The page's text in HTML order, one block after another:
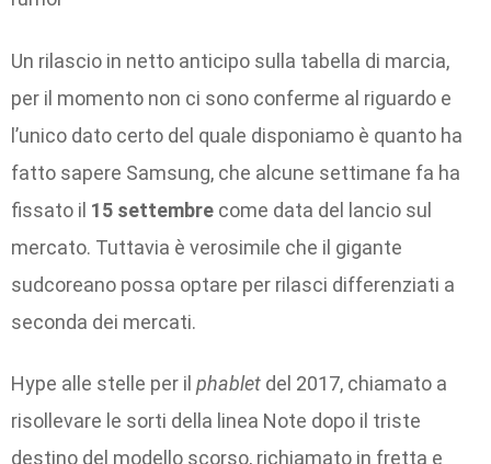
Un rilascio in netto anticipo sulla tabella di marcia,
per il momento non ci sono conferme al riguardo e
l’unico dato certo del quale disponiamo è quanto ha
fatto sapere Samsung, che alcune settimane fa ha
fissato il 15 settembre come data del lancio sul
mercato. Tuttavia è verosimile che il gigante
sudcoreano possa optare per rilasci differenziati a
seconda dei mercati.
Hype alle stelle per il phablet del 2017, chiamato a
risollevare le sorti della linea Note dopo il triste
destino del modello scorso, richiamato in fretta e